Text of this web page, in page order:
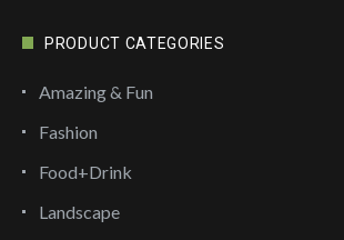
PRODUCT CATEGORIES
Amazing & Fun
Fashion
Food+Drink
Landscape